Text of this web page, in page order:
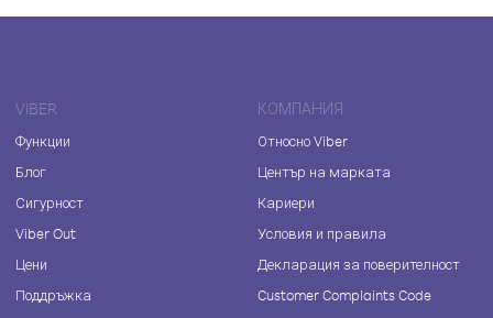
VIBER
Функции
Блог
Сигурност
Viber Out
Цени
Поддръжка
КОМПАНИЯ
Относно Viber
Център на марката
Кариери
Условия и правила
Декларация за поверителност
Customer Complaints Code